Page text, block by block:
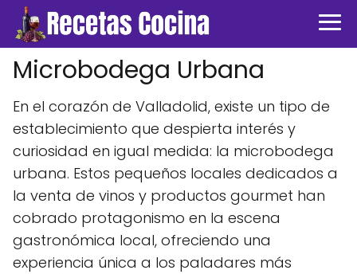
Microbodega Urbana
En el corazón de Valladolid, existe un tipo de
establecimiento que despierta interés y
curiosidad en igual medida: la microbodega
urbana. Estos pequeños locales dedicados a
la venta de vinos y productos gourmet han
cobrado protagonismo en la escena
gastronómica local, ofreciendo una
experiencia única a los paladares más